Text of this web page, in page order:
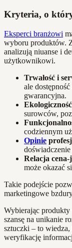
Kryteria, o
Eksperci branżowi
wyboru produktów.
analizują niuanse i
użytkownikowi.
Trwałość i
ale
gwarancyjna.
surowców,
codziennym
Opinie
Relacja cena-
może okazać
Takie podejście
marketingowe
Wybierając produkty
szansę na unikanie
sztuczki – to
weryfikację